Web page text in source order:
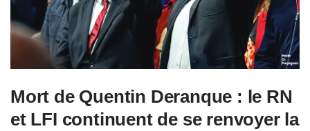
Mort de Quentin Deranque : le RN
et LFI continuent de se renvoyer la